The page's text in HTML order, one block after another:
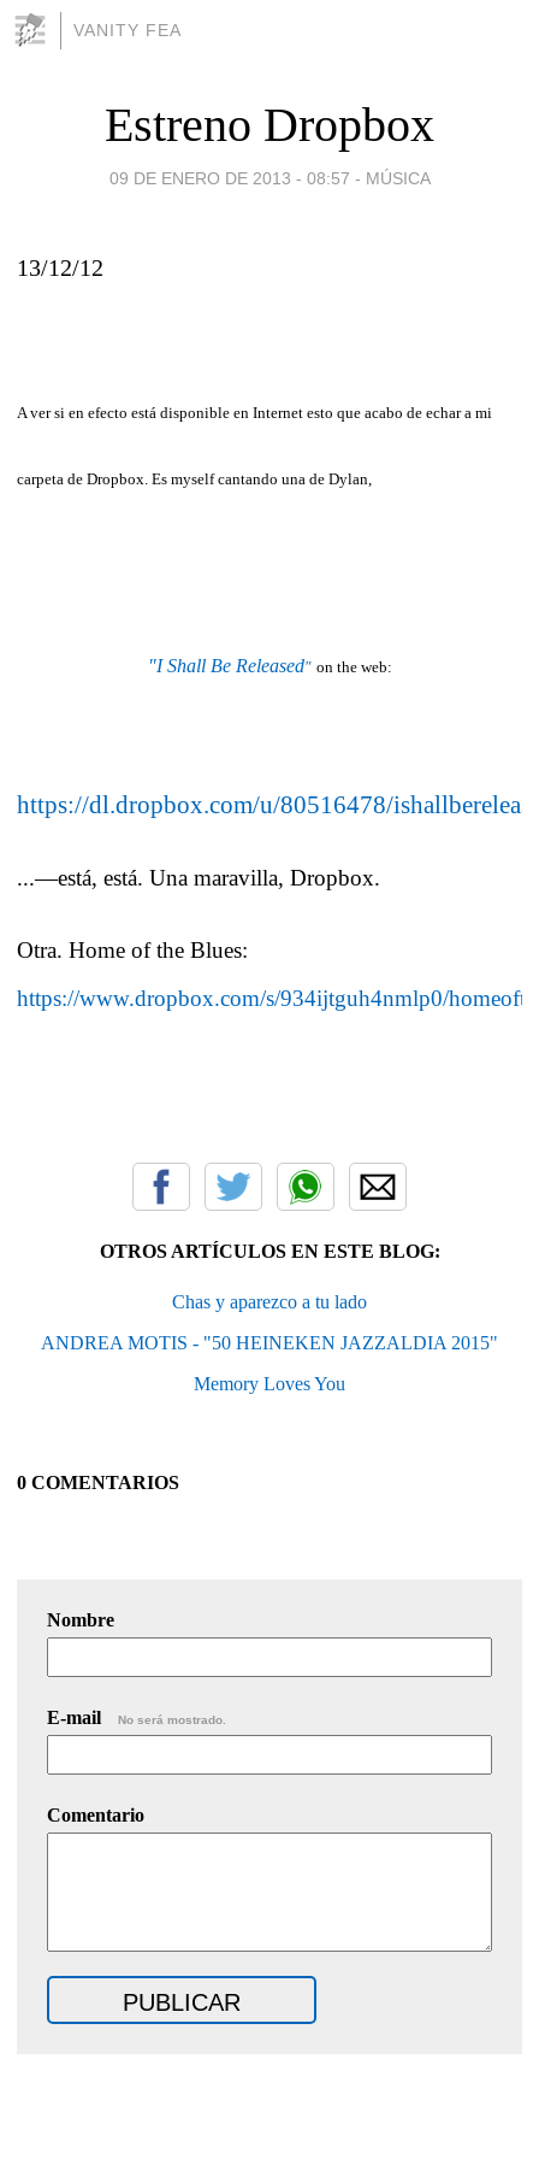
VANITY FEA
Estreno Dropbox
09 DE ENERO DE 2013 - 08:57 - MÚSICA
13/12/12
A ver si en efecto está disponible en Internet esto que acabo de echar a mi
carpeta de Dropbox. Es myself cantando una de Dylan,
"I Shall Be Released" on the web:
https://dl.dropbox.com/u/80516478/
...—está, está. Una maravilla, Dropbox.
Otra. Home of the Blues:
https://www.dropbox.com/s/934ijtguh4nmlp0/
OTROS ARTÍCULOS EN ESTE BLOG:
Chas y aparezco a tu lado
ANDREA MOTIS - "50 HEINEKEN JAZZALDIA 2015"
Memory Loves You
0 COMENTARIOS
Nombre
E-mail No será mostrado.
Comentario